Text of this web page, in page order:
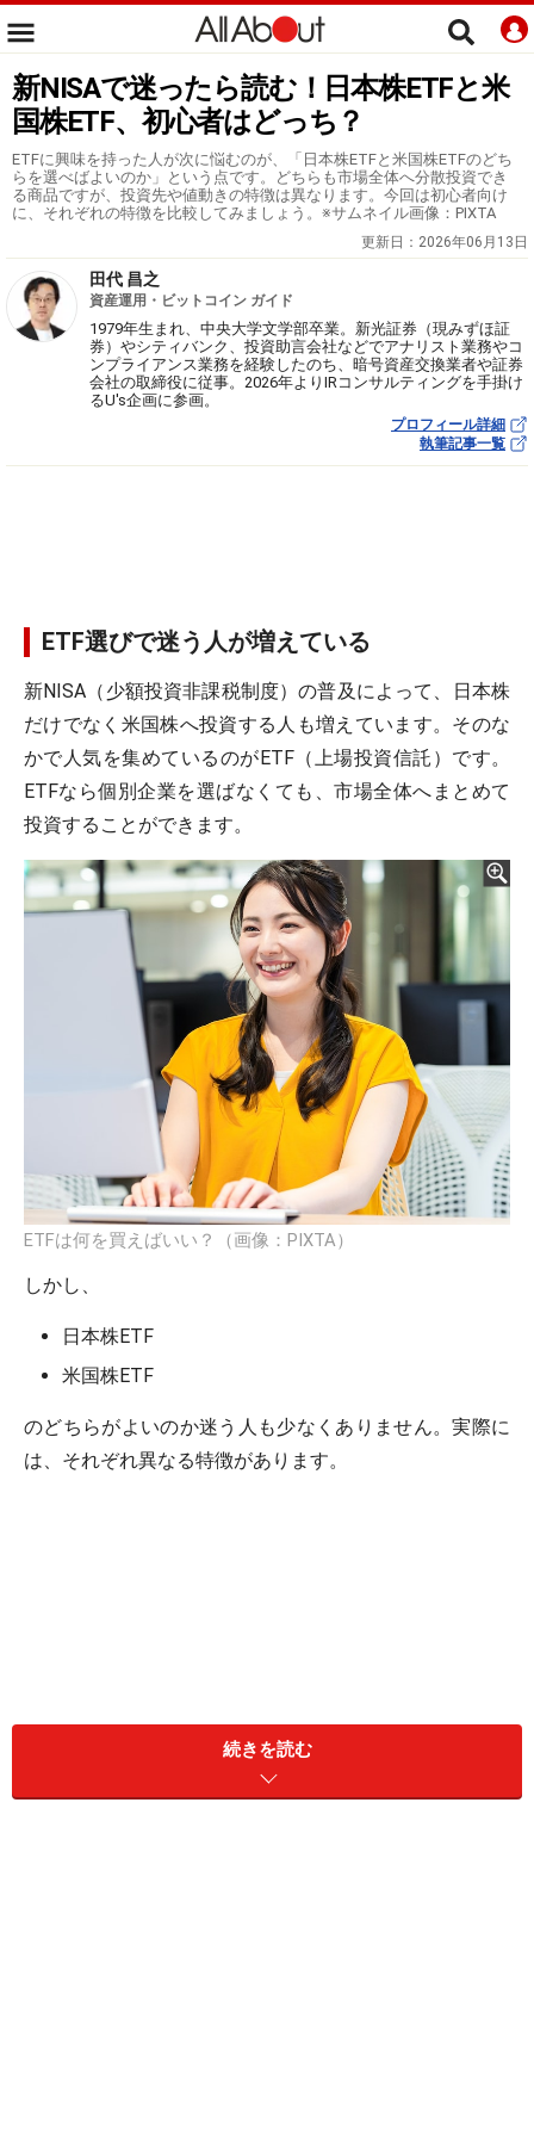
新NISAで迷ったら読む！日本株ETFと米
国株ETF、初心者はどっち？
ETFに興味を持った人が次に悩むのが、「日本株ETFと米国株ETFのどち
らを選べばよいのか」という点です。どちらも市場全体へ分散投資でき
る商品ですが、投資先や値動きの特徴は異なります。今回は初心者向け
に、それぞれの特徴を比較してみましょう。※サムネイル画像：PIXTA
更新日： 2026年06月13日
田代 昌之
資産運用・ビットコイン ガイド
1979年生まれ、中央大学文学部卒業。新光証券（現みずほ証
券）やシティバンク、投資助言会社などでアナリスト業務やコ
ンプライアンス業務を経験したのち、暗号資産交換業者や証券
会社の取締役に従事。2026年よりIRコンサルティングを手掛け
るU's企画に参画。
プロフィール詳細
執筆記事一覧
ETF選びで迷う人が増えている
新NISA（少額投資非課税制度）の普及によって、日本株
だけでなく米国株へ投資する人も増えています。そのな
かで人気を集めているのがETF（上場投資信託）です。
ETFなら個別企業を選ばなくても、市場全体へまとめて
投資することができます。
ETFは何を買えばいい？（画像：PIXTA）
しかし、
日本株ETF
米国株ETF
のどちらがよいのか迷う人も少なくありません。実際に
は、それぞれ異なる特徴があります。
続きを読む